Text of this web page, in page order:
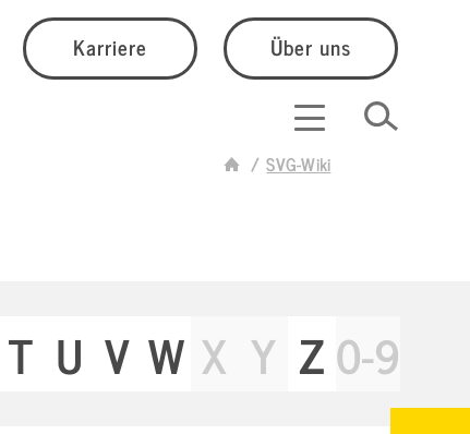
Karriere Über uns
SVG-Wiki
T U V W X Y Z0-9